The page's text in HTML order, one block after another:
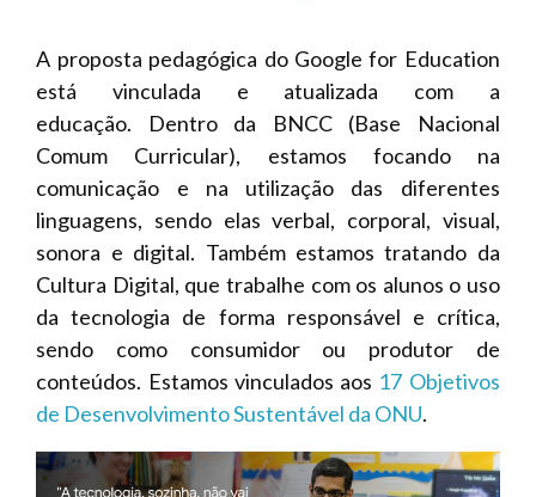
A proposta pedagógica do Google for Education
está vinculada e atualizada com a
educação. Dentro da BNCC (Base Nacional
Comum Curricular), estamos focando na
comunicação e na utilização das diferentes
linguagens, sendo elas verbal, corporal, visual,
sonora e digital. Também estamos tratando da
Cultura Digital, que trabalhe com os alunos o uso
da tecnologia de forma responsável e crítica,
sendo como consumidor ou produtor de
conteúdos. Estamos vinculados aos 17 Objetivos
de Desenvolvimento Sustentável da ONU.